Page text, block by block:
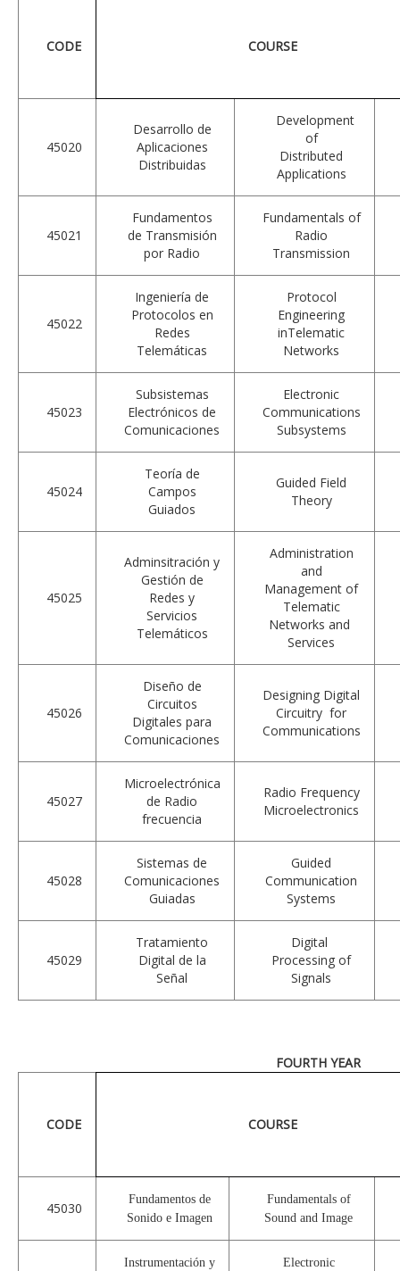
CODE COURSE
45020
Desarrollo de
Aplicaciones
Distribuidas
Development
of
Distributed
Applications
45021
Fundamentos
de Transmisión
por Radio
Fundamentals of
Radio
Transmission
45022
Ingeniería de
Protocolos en
Redes
Telemáticas
Protocol
Engineering
inTelematic
Networks
45023
Subsistemas
Electrónicos de
Comunicaciones
Electronic
Communications
Subsystems
45024
Teoría de
Campos
Guiados
Guided Field
Theory
45025
Adminsitración y
Gestión de
Redes y
Servicios
Telemáticos
Administration
and
Management of
Telematic
Networks and
Services
45026
Diseño de
Circuitos
Digitales para
Comunicaciones
Designing Digital
Circuitry for
Communications
45027
Microelectrónica
de Radio
frecuencia
Radio Frequency
Microelectronics
45028
Sistemas de
Comunicaciones
Guiadas
Guided
Communication
Systems
45029
Tratamiento
Digital de la
Señal
Digital
Processing of
Signals
CODE COURSE
45030
Fundamentos de
Sonido e Imagen
Fundamentals of
Sound and Image
Instrumentación y
Electronic
FOURTH YEAR